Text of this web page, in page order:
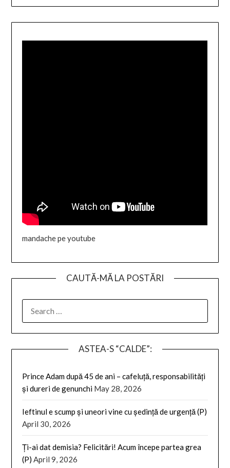
mandache pe youtube
CAUTĂ-MĂ LA POSTĂRI
FOR:
ASTEA-S “CALDE”:
Prince Adam după 45 de ani – cafeluță, responsabilități
și dureri de genunchi May 28, 2026
Ieftinul e scump și uneori vine cu ședință de urgență (P)
April 30, 2026
Ți-ai dat demisia? Felicitări! Acum începe partea grea
(P) April 9, 2026